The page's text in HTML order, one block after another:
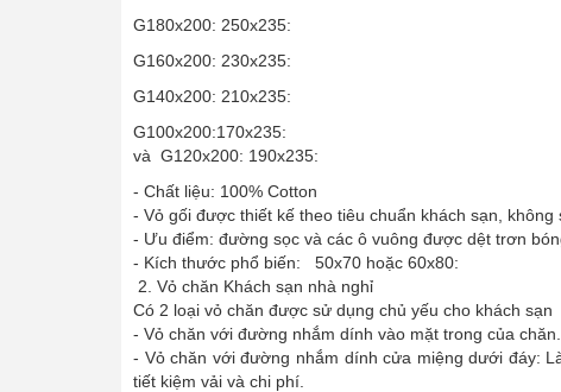
G180x200: 250x235:
G160x200: 230x235:
G140x200: 210x235:
G100x200:170x235:
và G120x200: 190x235:
- Chất liệu: 100% Cotton
- Vỏ gối được thiết kế theo tiêu chuẩn khách sạn,
- Ưu điểm: đường sọc và các ô vuông được dệt trơn
- Kích thước phổ biến: 50x70 hoặc 60x80:
2. Vỏ chăn Khách sạn nhà nghỉ
Có 2 loại vỏ chăn được sử dụng chủ yếu cho khách sạn
- Vỏ chăn với đường nhắm dính vào mặt trong của
- Vỏ chăn với đường nhắm dính cửa miệng dưới đáy:
tiết kiệm vải và chi phí.